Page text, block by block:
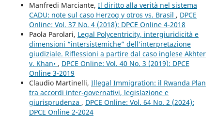
Manfredi Marciante, Il diritto alla verità nel sistema
CADU: note sul caso Herzog y otros vs. Brasil , DPCE
Online: Vol. 37 No. 4 (2018): DPCE Online 4-2018
Paola Parolari, Legal Polycentricity, intergiuridicità e
dimensioni “intersistemiche” dell’interpretazione
giudiziale. Riflessioni a partire dal caso inglese Akhter
v. Khan• , DPCE Online: Vol. 40 No. 3 (2019): DPCE
Online 3-2019
Claudio Martinelli, Illegal Immigration: il Rwanda Plan
tra accordi inter-governativi, legislazione e
giurisprudenza , DPCE Online: Vol. 64 No. 2 (2024):
DPCE Online 2-2024